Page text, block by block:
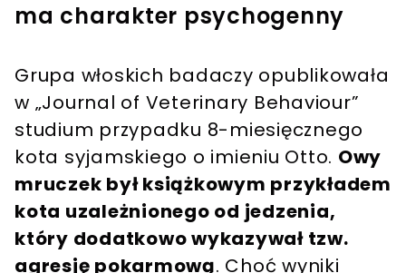
ma charakter psychogenny
Grupa włoskich badaczy opublikowała
w „Journal of Veterinary Behaviour”
studium przypadku 8-miesięcznego
kota syjamskiego o imieniu Otto. Owy
mruczek był książkowym przykładem
kota uzależnionego od jedzenia,
który dodatkowo wykazywał tzw.
agresję pokarmową. Choć wyniki